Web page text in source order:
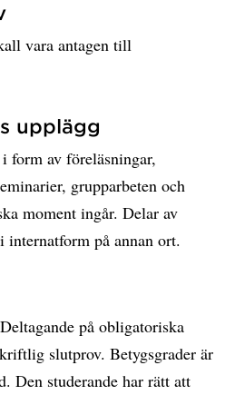
vara antagen till
upplägg
form av föreläsningar,
grupparbeten och
moment ingår. Delar av
på annan ort.
på obligatoriska
slutprov. Betygsgrader är
Den studerande har rätt att